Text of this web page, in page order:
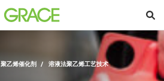
聚乙烯催化剂 溶液法聚乙烯工艺技术